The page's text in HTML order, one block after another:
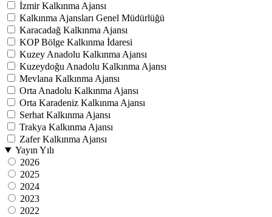
İzmir Kalkınma Ajansı
Kalkınma Ajansları Genel Müdürlüğü
Karacadağ Kalkınma Ajansı
KOP Bölge Kalkınma İdaresi
Kuzey Anadolu Kalkınma Ajansı
Kuzeydoğu Anadolu Kalkınma Ajansı
Mevlana Kalkınma Ajansı
Orta Anadolu Kalkınma Ajansı
Orta Karadeniz Kalkınma Ajansı
Serhat Kalkınma Ajansı
Trakya Kalkınma Ajansı
Zafer Kalkınma Ajansı
Yayın Yılı
2026
2025
2024
2023
2022